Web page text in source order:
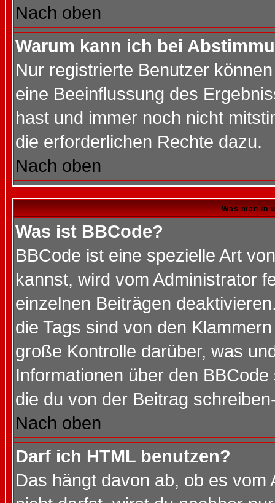
Nach oben
Warum kann ich bei
Nur registrierte Benutzer
eine Beeinflussung des
hast und immer noch nicht
die erforderlichen Rechte dazu.
Nach oben
Was man in
Was ist BBCode?
BBCode ist eine spezielle Art
kannst, wird vom Administrator
einzelnen Beiträgen
die Tags sind von den
große Kontrolle darüber, was
Informationen über den
die du von der Beitrag
Nach oben
Darf ich HTML benutzen?
Das hängt davon ab, ob es